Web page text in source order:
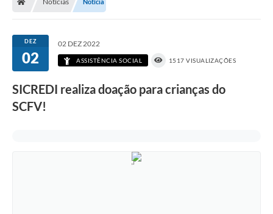
Transparência Pública
Notícias
Legislação
Renuncia de Receita
Notícia
DEZ
02
02 DEZ 2022
ASSISTÊNCIA SOCIAL 1517 VISUALIZAÇÕES
SICREDI realiza doação para crianças do
SCFV!